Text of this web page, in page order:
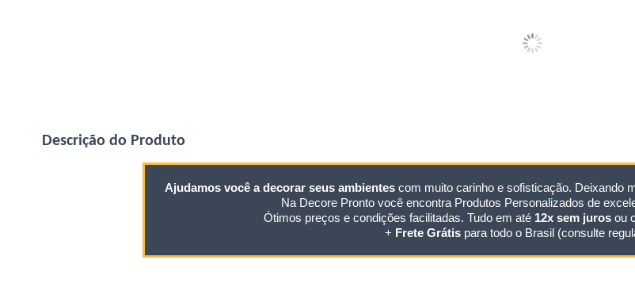
Descrição do Produto
Ajudamos você a decorar seus ambientescom muito carinho e sofisticação. Deixando
Na Decore Pronto você encontra Produtos Personalizados de
Ótimos preços e condições facilitadas. Tudo em até 12x sem jurosou
+ Frete Grátis para todo o Brasil (consulte